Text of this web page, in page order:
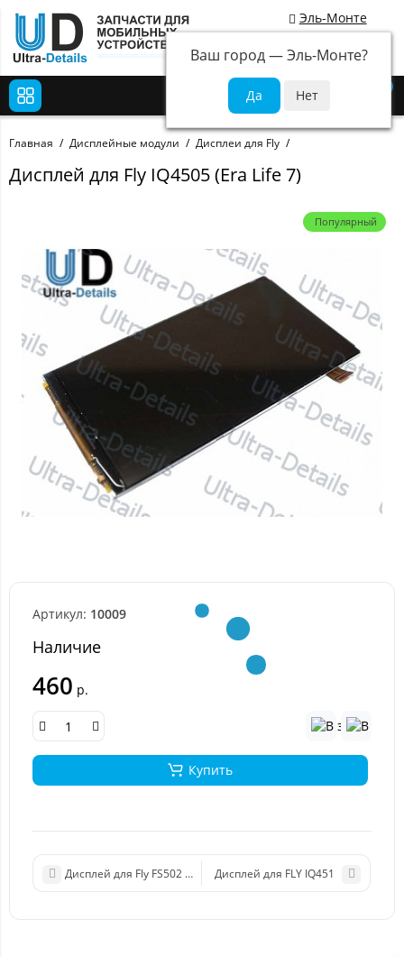
Эль-Монте
Ваш город —Эль-Монте?
Главная Дисплейные модули Дисплеи для Fly
Дисплей для Fly IQ4505 (Era Life 7)
Популярный
Артикул: 10009
Наличие
460 р.
Купить
Дисплей для Fly FS502 (Cirrus 1) в сборе с тачскрином (черный)
Дисплей для FLY IQ451